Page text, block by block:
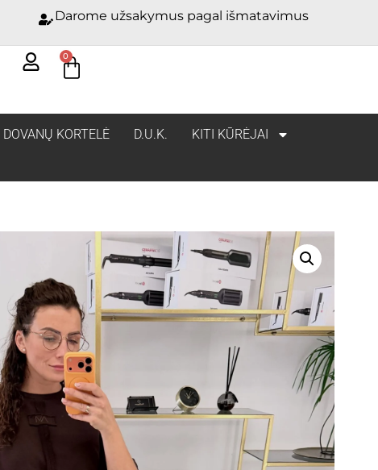
Darome užsakymus pagal išmatavimus
0
DOVANŲ KORTELĖ D.U.K.
KITI KŪRĖJAI